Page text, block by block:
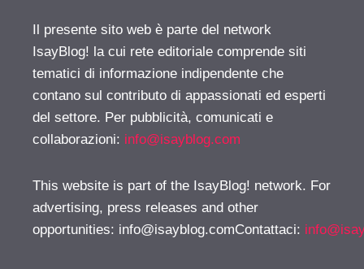
Il presente sito web è parte del network
IsayBlog! la cui rete editoriale comprende siti
tematici di informazione indipendente che
contano sul contributo di appassionati ed esperti
del settore. Per pubblicità, comunicati e
collaborazioni: info@isayblog.com
This website is part of the IsayBlog! network. For
advertising, press releases and other
opportunities: info@isayblog.comContattaci: